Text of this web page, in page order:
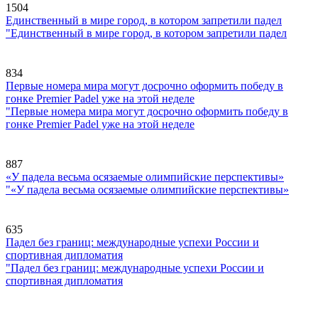
1504
Единственный в мире город, в котором запретили падел
"Единственный в мире город, в котором запретили падел
834
Первые номера мира могут досрочно оформить победу в
гонке Premier Padel уже на этой неделе
"Первые номера мира могут досрочно оформить победу в
гонке Premier Padel уже на этой неделе
887
«У падела весьма осязаемые олимпийские перспективы»
"«У падела весьма осязаемые олимпийские перспективы»
635
Падел без границ: международные успехи России и
спортивная дипломатия
"Падел без границ: международные успехи России и
спортивная дипломатия